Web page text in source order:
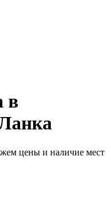
в
цены и наличие мест